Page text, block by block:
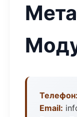
Телефон:
Email: